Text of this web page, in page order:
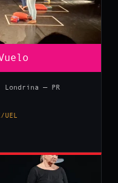
Londrina — PR